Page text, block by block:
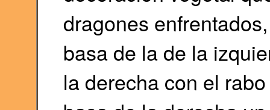
dragones
basa de la de la
la derecha con el